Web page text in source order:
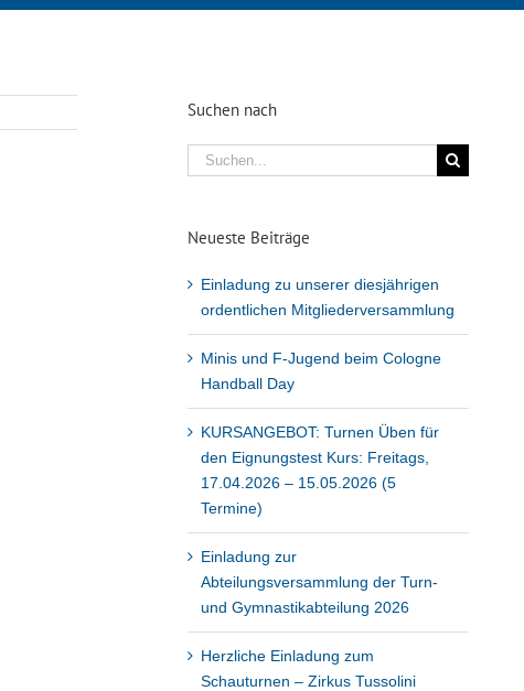
Suchen nach
Suche
nach:
Neueste Beiträge
Einladung zu unserer diesjährigen
ordentlichen Mitgliederversammlung
Minis und F-Jugend beim Cologne
Handball Day
KURSANGEBOT: Turnen Üben für
den Eignungstest Kurs: Freitags,
17.04.2026 – 15.05.2026 (5
Termine)
Einladung zur
Abteilungsversammlung der Turn-
und Gymnastikabteilung 2026
Herzliche Einladung zum
Schauturnen – Zirkus Tussolini